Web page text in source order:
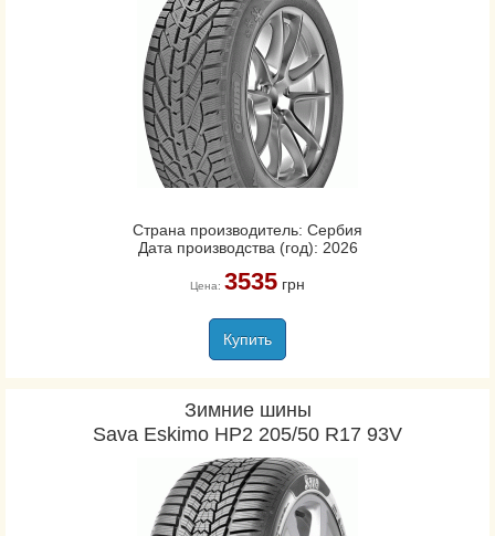
Страна производитель: Сербия
Дата производства (год): 2026
Цена: 3535грн
Купить
Зимние шины
Sava Eskimo HP2 205/50 R17 93V